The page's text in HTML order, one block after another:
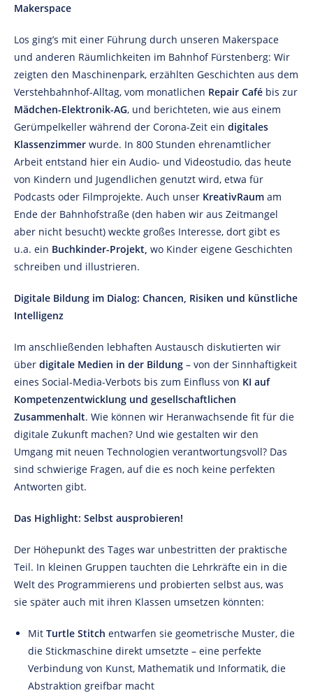
Makerspace
Los ging’s mit einer Führung durch unseren Makerspace
und anderen Räumlichkeiten im Bahnhof Fürstenberg: Wir
zeigten den Maschinenpark, erzählten Geschichten aus dem
Verstehbahnhof-Alltag, vom monatlichen Repair Café bis zur
Mädchen-Elektronik-AG, und berichteten, wie aus einem
Gerümpelkeller während der Corona-Zeit ein digitales
Klassenzimmer wurde. In 800 Stunden ehrenamtlicher
Arbeit entstand hier ein Audio- und Videostudio, das heute
von Kindern und Jugendlichen genutzt wird, etwa für
Podcasts oder Filmprojekte. Auch unser KreativRaum am
Ende der Bahnhofstraße (den haben wir aus Zeitmangel
aber nicht besucht) weckte großes Interesse, dort gibt es
u.a. ein Buchkinder-Projekt, wo Kinder eigene Geschichten
schreiben und illustrieren.
Digitale Bildung im Dialog: Chancen, Risiken und künstliche
Intelligenz
Im anschließenden lebhaften Austausch diskutierten wir
über digitale Medien in der Bildung – von der Sinnhaftigkeit
eines Social-Media-Verbots bis zum Einfluss von KI auf
Kompetenzentwicklung und gesellschaftlichen
Zusammenhalt. Wie können wir Heranwachsende fit für die
digitale Zukunft machen? Und wie gestalten wir den
Umgang mit neuen Technologien verantwortungsvoll? Das
sind schwierige Fragen, auf die es noch keine perfekten
Antworten gibt.
Das Highlight: Selbst ausprobieren!
Der Höhepunkt des Tages war unbestritten der praktische
Teil. In kleinen Gruppen tauchten die Lehrkräfte ein in die
Welt des Programmierens und probierten selbst aus, was
sie später auch mit ihren Klassen umsetzen könnten:
Mit Turtle Stitch entwarfen sie geometrische Muster, die
die Stickmaschine direkt umsetzte – eine perfekte
Verbindung von Kunst, Mathematik und Informatik, die
Abstraktion greifbar macht